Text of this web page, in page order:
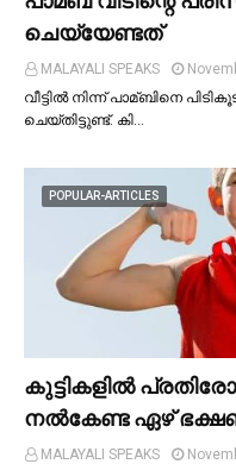
ചെയ്യേണ്ടത്
MALAYALI SPEAKS
വീട്ടില്‍ നിന്ന് പാമ്ബിനെ
ചെയ്തിട്ടുണ്ട്. കി…
POPULAR-ARTICLES
കുട്ടികളില്‍
നല്‍കേണ്ട ഏഴ്
MALAYALI SPEAKS